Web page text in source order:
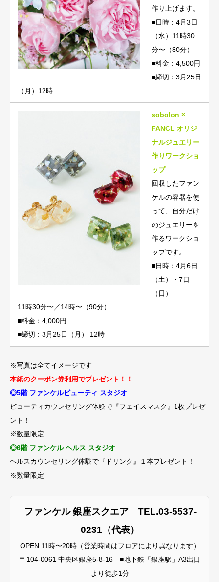
作り上げます。
■日時：4月3日
（水）11時30
分〜（80分）
■料金：4,500円
■締切：3月25日
（月）12時
sobolon ×
FANCL オリジ
ナルジュエリー
作りワークショ
ップ
回収したファン
ケルの容器を使
って、自分だけ
のジュエリーを
作るワークショ
ップです。
■日時：4月6日
（土）・7日
（日）
11時30分〜／14時〜（90分）
■料金：4,000円
■締切：3月25日（月） 12時
※写真は全てイメージです
本紙のクーポン券利用でプレゼント！！
◎5階 ファンケルビューティ スタジオ
ビューティカウンセリング体験で『フェイスマスク』1枚プレゼ
ント！
※数量限定
◎6階 ファンケル ヘルス スタジオ
ヘルスカウンセリング体験で『ドリンク』１本プレゼント！
※数量限定
ファンケル 銀座スクエア TEL.03-5537-
0231（代表）
OPEN 11時〜20時（営業時間はフロアにより異なります）
〒104-0061 中央区銀座5-8-16 ■地下鉄「銀座駅」A3出口
より徒歩1分